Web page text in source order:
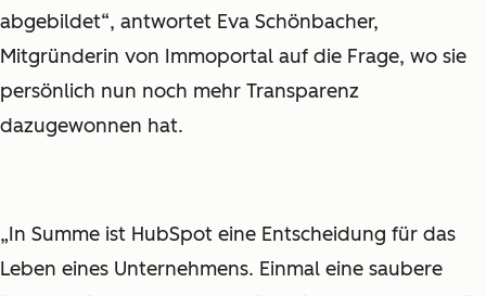
abgebildet“, antwortet Eva Schönbacher,
Mitgründerin von Immoportal auf die Frage, wo sie
persönlich nun noch mehr Transparenz
dazugewonnen hat.
„In Summe ist HubSpot eine Entscheidung für das
Leben eines Unternehmens. Einmal eine saubere